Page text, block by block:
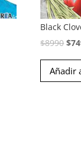
Black
$8990El
$
Añadir